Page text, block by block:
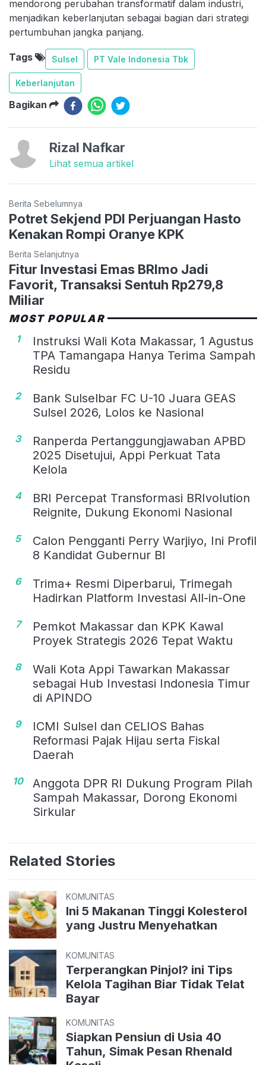
mendorong perubahan transformatif dalam industri,
menjadikan keberlanjutan sebagai bagian dari strategi
pertumbuhan jangka panjang.
Tags Sulsel PT Vale Indonesia Tbk
Keberlanjutan
Bagikan
Rizal Nafkar
Lihat semua artikel
Berita Sebelumnya
Potret Sekjend PDI Perjuangan Hasto
Kenakan Rompi Oranye KPK
Berita Selanjutnya
Fitur Investasi Emas BRImo Jadi
Favorit, Transaksi Sentuh Rp279,8
Miliar
MOST POPULAR
1
Instruksi Wali Kota Makassar, 1 Agustus
TPA Tamangapa Hanya Terima Sampah
Residu
2
Bank Sulselbar FC U-10 Juara GEAS
Sulsel 2026, Lolos ke Nasional
3
Ranperda Pertanggungjawaban APBD
2025 Disetujui, Appi Perkuat Tata
Kelola
4
BRI Percepat Transformasi BRIvolution
Reignite, Dukung Ekonomi Nasional
5
Calon Pengganti Perry Warjiyo, Ini Profil
8 Kandidat Gubernur BI
6
Trima+ Resmi Diperbarui, Trimegah
Hadirkan Platform Investasi All-in-One
7
Pemkot Makassar dan KPK Kawal
Proyek Strategis 2026 Tepat Waktu
8
Wali Kota Appi Tawarkan Makassar
sebagai Hub Investasi Indonesia Timur
di APINDO
9
ICMI Sulsel dan CELIOS Bahas
Reformasi Pajak Hijau serta Fiskal
Daerah
10
Anggota DPR RI Dukung Program Pilah
Sampah Makassar, Dorong Ekonomi
Sirkular
Related Stories
KOMUNITAS
Ini 5 Makanan Tinggi Kolesterol
yang Justru Menyehatkan
KOMUNITAS
Terperangkan Pinjol? ini Tips
Kelola Tagihan Biar Tidak Telat
Bayar
KOMUNITAS
Siapkan Pensiun di Usia 40
Tahun, Simak Pesan Rhenald